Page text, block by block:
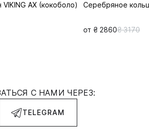
AX (кокоболо) Серебряное
от ₴ 2860₴ 3170
С НАМИ ЧЕРЕЗ:
TELEGRAM